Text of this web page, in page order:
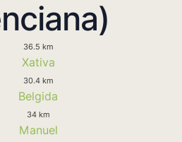
36.5 km
Xativa
30.4 km
Belgida
34 km
Manuel